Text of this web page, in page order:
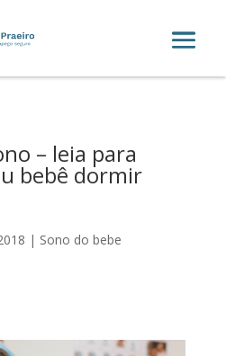
– leia para
bebê dormir
| Sono do bebe